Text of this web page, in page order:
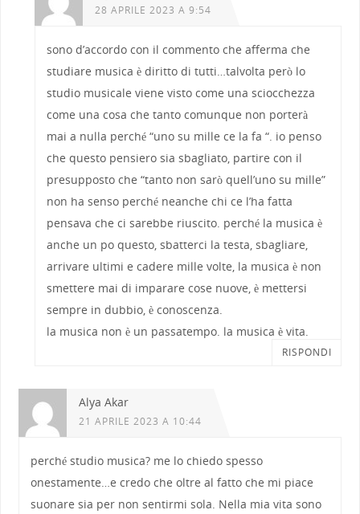
28 APRILE 2023 A 9:54
sono d’accordo con il commento che afferma che
studiare musica è diritto di tutti…talvolta però lo
studio musicale viene visto come una sciocchezza
come una cosa che tanto comunque non porterà
mai a nulla perché “uno su mille ce la fa “. io penso
che questo pensiero sia sbagliato, partire con il
presupposto che “tanto non sarò quell’uno su mille”
non ha senso perché neanche chi ce l’ha fatta
pensava che ci sarebbe riuscito. perché la musica è
anche un po questo, sbatterci la testa, sbagliare,
arrivare ultimi e cadere mille volte, la musica è non
smettere mai di imparare cose nuove, è mettersi
sempre in dubbio, è conoscenza.
la musica non è un passatempo. la musica è vita.
RISPONDI
Alya Akar
21 APRILE 2023 A 10:44
perché studio musica? me lo chiedo spesso
onestamente…e credo che oltre al fatto che mi piace
suonare sia per non sentirmi sola. Nella mia vita sono